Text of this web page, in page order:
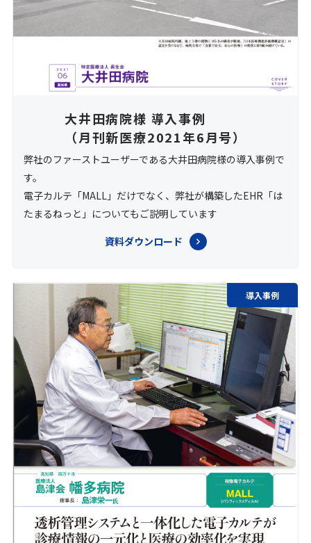
大井田病院様 導入事例
（月刊新医療2021年6月号）
弊社のファーストユーザーである大井田病院様の導入事例で
す。
電子カルテ「MALL」だけでなく、弊社が構築したEHR「は
たまるねっと」についてもご説明しています
資料ダウンロード
導入事例